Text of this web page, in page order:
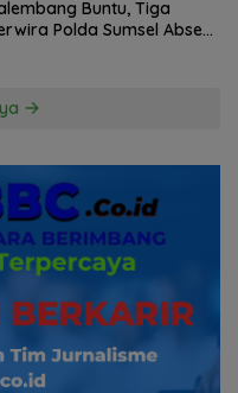
Buntu, Tiga
Polda Sumsel Absen,